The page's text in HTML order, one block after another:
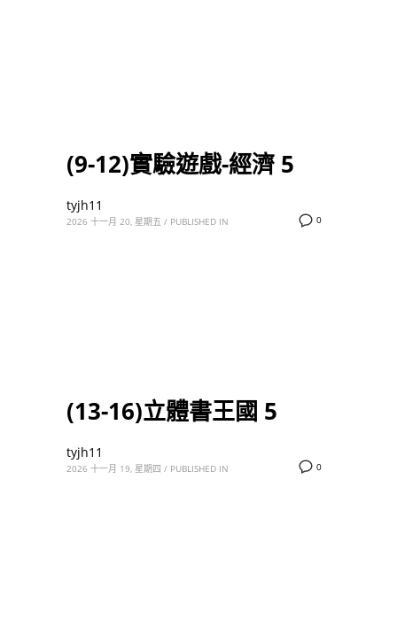
(9-12)實驗遊戲-經濟 5
0
tyjh11
2026 十一月 20, 星期五 / PUBLISHED IN
(13-16)立體書王國 5
0
tyjh11
2026 十一月 19, 星期四 / PUBLISHED IN